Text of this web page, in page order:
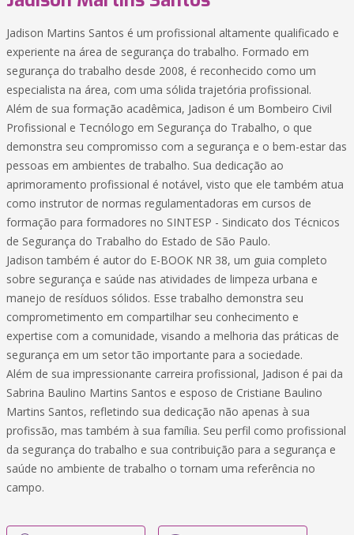
Jadison Martins Santos é um profissional altamente qualificado e
experiente na área de segurança do trabalho. Formado em
segurança do trabalho desde 2008, é reconhecido como um
especialista na área, com uma sólida trajetória profissional.
Além de sua formação acadêmica, Jadison é um Bombeiro Civil
Profissional e Tecnólogo em Segurança do Trabalho, o que
demonstra seu compromisso com a segurança e o bem-estar das
pessoas em ambientes de trabalho. Sua dedicação ao
aprimoramento profissional é notável, visto que ele também atua
como instrutor de normas regulamentadoras em cursos de
formação para formadores no SINTESP - Sindicato dos Técnicos
de Segurança do Trabalho do Estado de São Paulo.
Jadison também é autor do E-BOOK NR 38, um guia completo
sobre segurança e saúde nas atividades de limpeza urbana e
manejo de resíduos sólidos. Esse trabalho demonstra seu
comprometimento em compartilhar seu conhecimento e
expertise com a comunidade, visando a melhoria das práticas de
segurança em um setor tão importante para a sociedade.
Além de sua impressionante carreira profissional, Jadison é pai da
Sabrina Baulino Martins Santos e esposo de Cristiane Baulino
Martins Santos, refletindo sua dedicação não apenas à sua
profissão, mas também à sua família. Seu perfil como profissional
da segurança do trabalho e sua contribuição para a segurança e
saúde no ambiente de trabalho o tornam uma referência no
campo.